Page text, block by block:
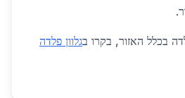
בכלל האזור, בקרו בגלוון פלדה